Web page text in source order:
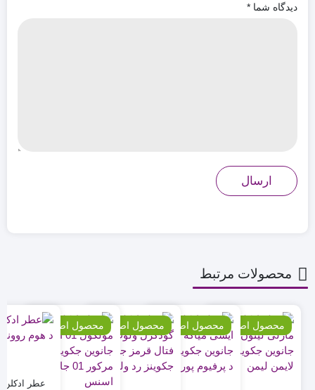
دیدگاه شما *
محصولات مرتبط
٪14محصول اصلی ٪14محصول اصلی ٪14محصول اصلی ٪14محصول اصلی
عطر ادکلن